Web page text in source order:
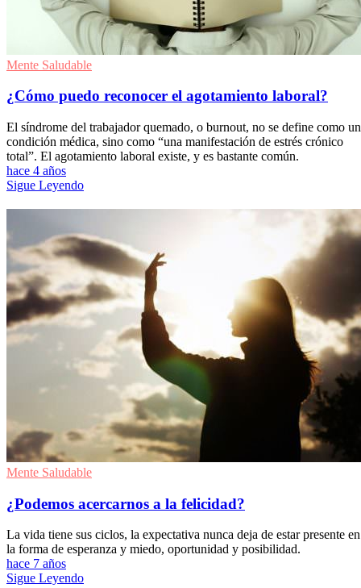
Mente Saludable
¿Cómo puedo reconocer el agotamiento laboral?
El síndrome del trabajador quemado, o burnout, no se define como
condición médica, sino como “una manifestación de estrés crónico
total”. El agotamiento laboral existe, y es bastante común.
hace 4 años
Sigue Leyendo
Mente Saludable
¿Podemos acercarnos a la felicidad?
La vida tiene sus ciclos, la expectativa nunca deja de estar presente en
la forma de esperanza y miedo, oportunidad y posibilidad.
hace 7 años
Sigue Leyendo